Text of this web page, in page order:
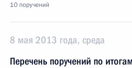
10 поручений
8 мая 2013 года, среда
Перечень поручений по